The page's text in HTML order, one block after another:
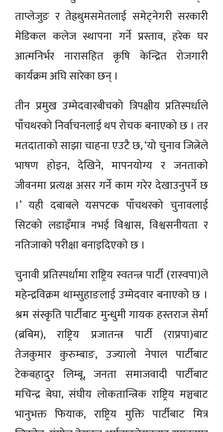
ताप्लेजुङ र तेह्रथुमसमेतलाई समेट्नेगरी सरकारी
मेडिकल कलेज स्थापना गर्ने प्रस्ताव, हरेक घर
आत्मनिर्भर नारासहित कृषि केन्द्रित रोजगारी
कार्यक्रम अघि सारेका छन् ।
तीन प्रमुख उम्मेदवारबीचको त्रिपक्षीय प्रतिस्पर्धाले
पाँचथरको निर्वाचनलाई थप रोचक बनाएको छ । तर
मतदाताको साझा चाहना एउटै छ, ‘यो चुनाव जित्नेले
भाषण होइन, देखिने, मापनयोग्य र जनताको
जीवनमा प्रत्यक्ष असर गर्ने काम गरेर देखाउनुपर्ने छ
।’ यही दबाबले यसपटक पाँचथरको चुनावलाई
सिटको लडाइँमात्र नभई विश्वास, विश्वसनीयता र
नतिजाको परीक्षा बनाइदिएको छ ।
चुनावी प्रतिस्पर्धामा राष्ट्रिय स्वतन्त्र पार्टी (रास्वपा)ले
महेन्द्रविक्रम थाम्सुहाङलाई उम्मेदवार बनाएको छ ।
श्रम संस्कृति पार्टीबाट मुन्धुमी गायक हस्तराज सेर्मा
(ब्रबिम), राष्ट्रिय प्रजातन्त्र पार्टी (राप्रपा)बाट
तेजकुमार कुरुम्बाङ, उज्यालो नेपाल पार्टीबाट
टेकबहादुर लिम्बू, जनता समाजवादी पार्टीबाट
मचिन्द्र बेघा, संघीय लोकतान्त्रिक राष्ट्रिय मञ्चबाट
भानुभक्त फियाक, राष्ट्रिय मुक्ति पार्टीबाट मित्र